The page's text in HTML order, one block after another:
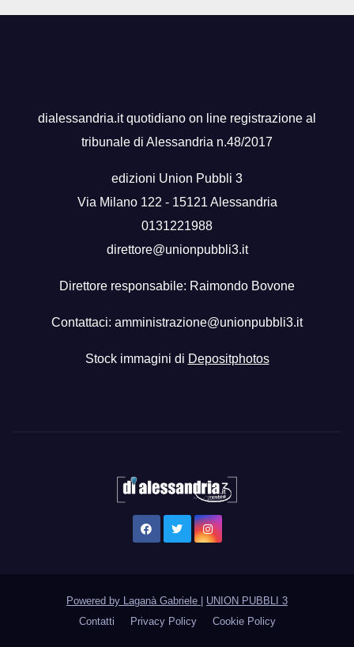
dialessandria.it quotidiano on line registrazione al
tribunale di Alessandria n.48/2017
edizioni Union Pubbli 3
Via Milano 122 - 15121 Alessandria
0131221988
direttore@unionpubbli3.it
Direttore responsabile: Raimondo Bovone
Contattaci: amministrazione@unionpubbli3.it
Stock immagini di Depositphotos
Powered by Laganà Gabriele
UNION PUBBLI 3
Contatti
Privacy Policy Cookie Policy